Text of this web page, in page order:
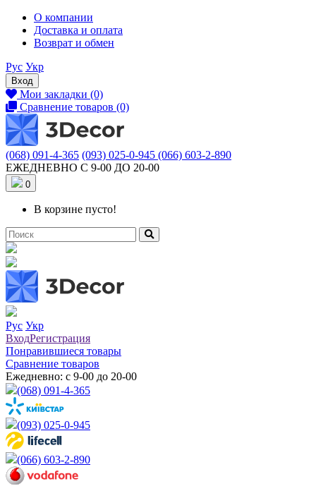
О компании
Доставка и оплата
Возврат и обмен
Рус Укр
Вход
Мои закладки (0)
Сравнение товаров (0)
(068) 091-4-365 (093) 025-0-945 (066) 603-2-890
ЕЖЕДНЕВНО С 9-00 ДО 20-00
0
В корзине пусто!
Рус Укр
ВходРегистрация
Понравившиеся товары
Сравнение товаров
Ежедневно: с 9-00 до 20-00
(068) 091-4-365
(093) 025-0-945
(066) 603-2-890